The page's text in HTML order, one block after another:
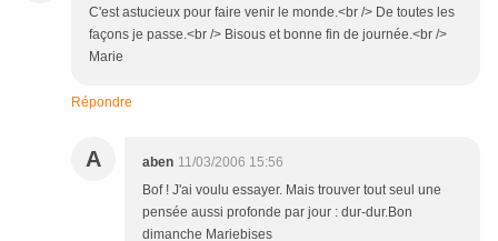
C'est astucieux pour faire venir le monde.<br /> De toutes les
façons je passe.<br /> Bisous et bonne fin de journée.<br />
Marie
Répondre
A aben 11/03/2006 15:56
Bof ! J'ai voulu essayer. Mais trouver tout seul une
pensée aussi profonde par jour : dur-dur.Bon
dimanche Mariebises